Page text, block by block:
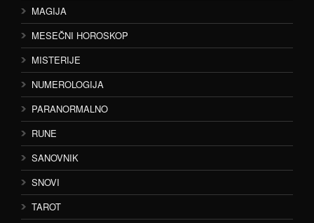
MAGIJA
MESEČNI HOROSKOP
MISTERIJE
NUMEROLOGIJA
PARANORMALNO
RUNE
SANOVNIK
SNOVI
TAROT